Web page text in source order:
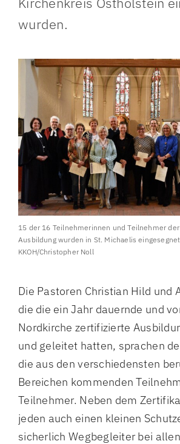
wurden.
15 der 16 Teilnehmerinnen und Teilnehmer
Ausbildung wurden in St. Michaelis
KKOH/Christopher Noll
Die Pastoren Christian Hild und
die die ein Jahr dauernde und
Nordkirche zertifizierte
und geleitet hatten, sprachen
die aus den verschiedensten
Bereichen kommenden
Teilnehmer. Neben dem
jeden auch einen kleinen
sicherlich Wegbegleiter bei allen